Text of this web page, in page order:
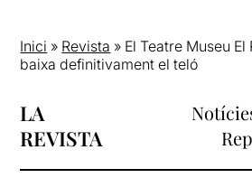
Inici » Revista » El Teatre Museu
baixa definitivament el teló
LA
REVISTA